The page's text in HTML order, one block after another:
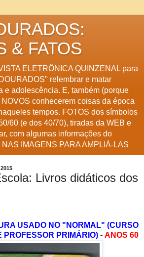
& FATOS
ELETRÔNICA QUINZENAL para
relembrar e matar
e adolescência. E, também (porque
conhecerem coisas da época
tempos. FOTOS dos símbolos
60 (e dos 40/70), tiradas da WEB e
com algumas informações do
IMAGENS PARA AMPLIÁ-LAS
Livros didáticos dos
USADO NO "NORMAL" (CURSO
PROFESSOR PRIMÁRIO) - ANOS 60